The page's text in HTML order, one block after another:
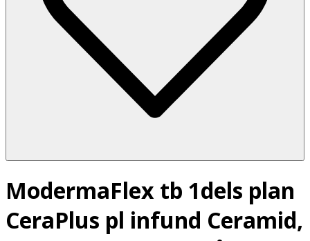
ModermaFlex tb 1dels plan
CeraPlus pl infund Ceramid,